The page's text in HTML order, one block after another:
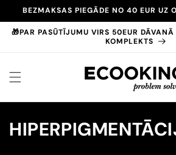
uz
saturu
BEZMAKSAS PIEGĀDE NO 40 EUR UZ
🎁PAR PASŪTĪJUMU VIRS 50EUR
KOMPLEKTS
K